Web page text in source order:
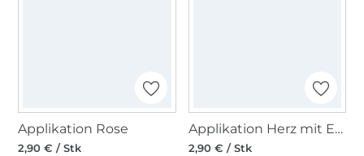
Applikation Rose
2,90 € / Stk
Applikation Herz mit Edelweiss, kariert
2,90 € / Stk